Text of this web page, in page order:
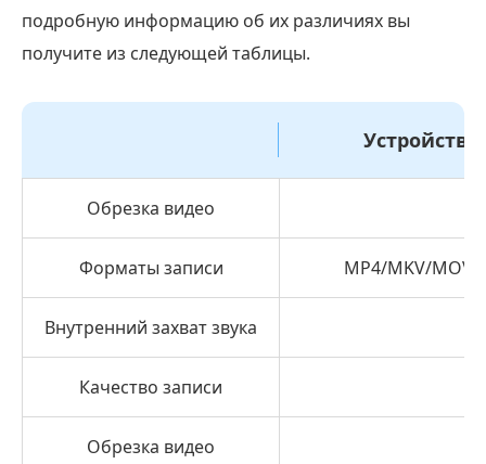
подробную информацию об их различиях вы
получите из следующей таблицы.
Обрезка видео
Форматы записи MP4/MKV/MOV/
Внутренний захват звука
Качество записи
Обрезка видео